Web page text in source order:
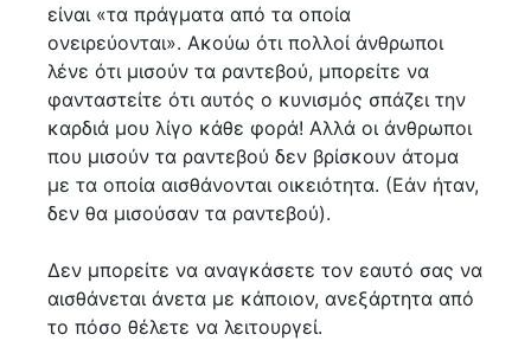
είναι «τα πράγματα από τα οποία
ονειρεύονται». Ακούω ότι πολλοί άνθρωποι
λένε ότι μισούν τα ραντεβού, μπορείτε να
φανταστείτε ότι αυτός ο κυνισμός σπάζει την
καρδιά μου λίγο κάθε φορά! Αλλά οι άνθρωποι
που μισούν τα ραντεβού δεν βρίσκουν άτομα
με τα οποία αισθάνονται οικειότητα. (Εάν ήταν,
δεν θα μισούσαν τα ραντεβού).
Δεν μπορείτε να αναγκάσετε τον εαυτό σας να
αισθάνεται άνετα με κάποιον, ανεξάρτητα από
το πόσο θέλετε να λειτουργεί.